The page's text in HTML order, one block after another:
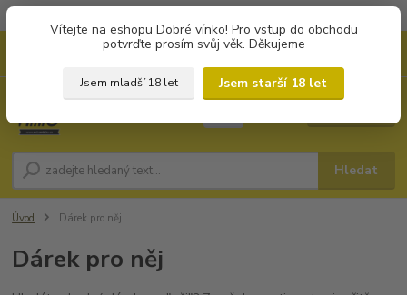
Vítejte na eshopu Dobré vínko! Pro vstup do obchodu
potvrďte prosím svůj věk. Děkujeme
Jsem mladší 18 let
Jsem starší 18 let
Hledat
Úvod Dárek pro něj
Dárek pro něj